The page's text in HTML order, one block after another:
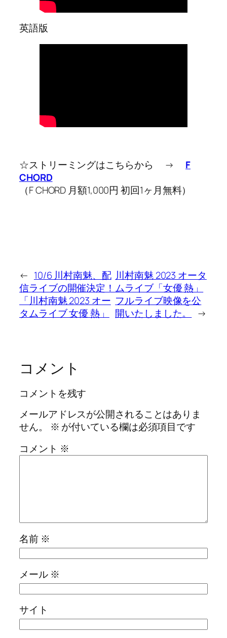
英語版
☆ストリーミングはこちらから → F
CHORD
（F CHORD 月額1,000円 初回1ヶ月無料）
← 10/6 川村南魅、配
信ライブの開催決定！
「川村南魅 2023 オー
タムライブ 女優 熱」
川村南魅 2023 オータ
ムライブ「女優 熱」
フルライブ映像を公
開いたしました。
→
コメント
コメントを残す
メールアドレスが公開されることはありま
せん。
※ が付いている欄は必須項目です
コメント ※
名前 ※
メール ※
サイト